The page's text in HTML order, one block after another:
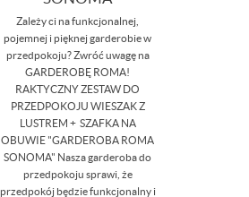
Zależy ci na funkcjonalnej,
pojemnej i pięknej garderobie w
przedpokoju? Zwróć uwagę na
GARDEROBĘ ROMA!
RAKTYCZNY ZESTAW DO
PRZEDPOKOJU WIESZAK Z
LUSTREM + SZAFKA NA
OBUWIE "GARDEROBA ROMA
SONOMA" Nasza garderoba do
przedpokoju sprawi, że
przedpokój będzie funkcjonalny i